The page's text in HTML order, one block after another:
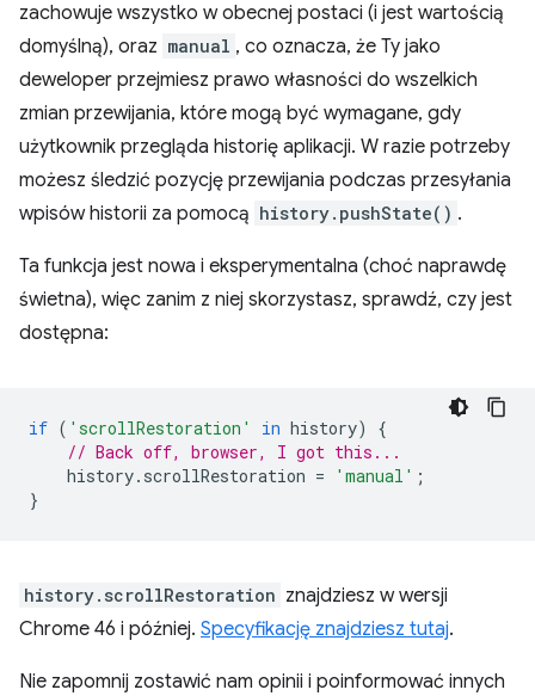
zachowuje wszystko w obecnej postaci (i jest wartością
domyślną), oraz manual , co oznacza, że Ty jako
deweloper przejmiesz prawo własności do wszelkich
zmian przewijania, które mogą być wymagane, gdy
użytkownik przegląda historię aplikacji. W razie potrzeby
możesz śledzić pozycję przewijania podczas przesyłania
wpisów historii za pomocą history.pushState() .
Ta funkcja jest nowa i eksperymentalna (choć naprawdę
świetna), więc zanim z niej skorzystasz, sprawdź, czy jest
dostępna:
if ( 'scrollRestoration' in history)
{
// Back off, browser, I got this...
history. scrollRestoration = 'manual' ;
}
history.scrollRestoration znajdziesz w wersji
Chrome 46 i później. Specyfikację znajdziesz tutaj.
Nie zapomnij zostawić nam opinii i poinformować innych